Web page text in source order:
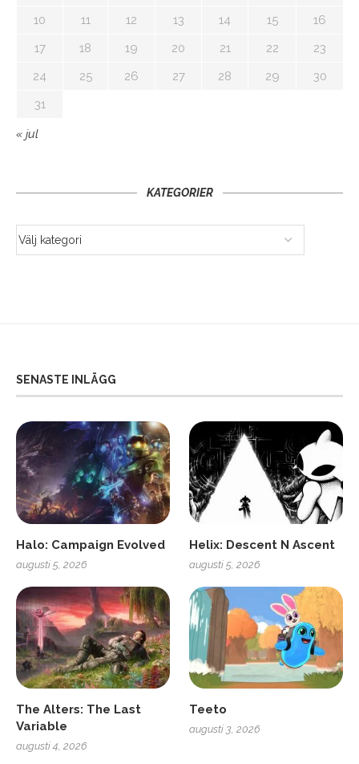
10
11 12 13 14 15
16
17
18 19 20 21 22
23
24
25 26 27 28 29
30
31
« jul
KATEGORIER
SENASTE INLÄGG
Halo: Campaign Evolved
augusti 5, 2026
Helix: Descent N Ascent
augusti 5, 2026
The Alters: The Last
Variable
augusti 4, 2026
Teeto
augusti 3, 2026